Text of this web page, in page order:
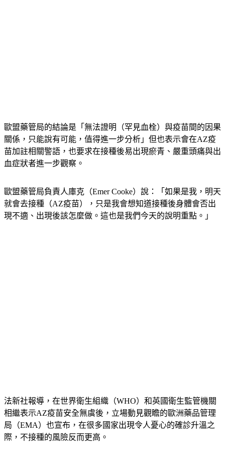
歐盟藥管局的結論是「無法證明（罕見血栓）與疫苗間的因果
關係，只能說有可能，值得進一步分析」但也表示會在AZ疫
苗加註相關警語，也要求在接種後易出現瘀青、嚴重頭痛與出
血症狀者進一步觀察。
歐盟藥管局負責人庫克（Emer Cooke）說：「如果是我，明天
就會去接種（AZ疫苗），只是我會想知道接種後身體會否出
現不適、出現後該怎麼做。這也是我們今天的說明重點。」
法新社報導，在世界衛生組織（WHO）和英國衛生監管機關
相繼表示AZ疫苗安全無虞後，立場動見觀瞻的歐洲藥品管理
局（EMA）也宣布，在很多國家出現令人憂心的確診升溫之
際，不接種的風險反而更高。